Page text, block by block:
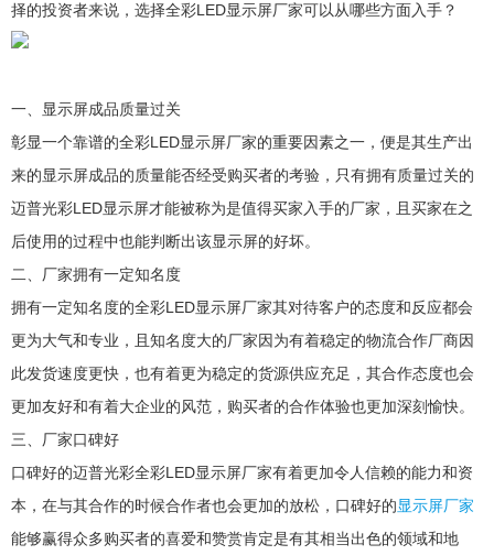
择的投资者来说，选择全彩LED显示屏厂家可以从哪些方面入手？
一、显示屏成品质量过关
彰显一个靠谱的全彩LED显示屏厂家的重要因素之一，便是其生产出
来的显示屏成品的质量能否经受购买者的考验，只有拥有质量过关的
迈普光彩LED显示屏才能被称为是值得买家入手的厂家，且买家在之
后使用的过程中也能判断出该显示屏的好坏。
二、厂家拥有一定知名度
拥有一定知名度的全彩LED显示屏厂家其对待客户的态度和反应都会
更为大气和专业，且知名度大的厂家因为有着稳定的物流合作厂商因
此发货速度更快，也有着更为稳定的货源供应充足，其合作态度也会
更加友好和有着大企业的风范，购买者的合作体验也更加深刻愉快。
三、厂家口碑好
口碑好的迈普光彩全彩LED显示屏厂家有着更加令人信赖的能力和资
本，在与其合作的时候合作者也会更加的放松，口碑好的显示屏厂家
能够赢得众多购买者的喜爱和赞赏肯定是有其相当出色的领域和地